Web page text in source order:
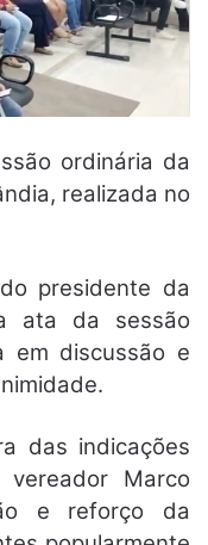
ordinária da
realizada no
presidente da
ata da sessão
em discussão e
das indicações
Marco
e reforço da